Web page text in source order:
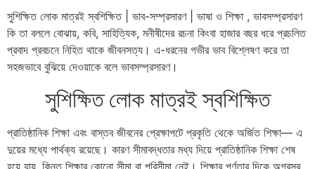
সুশিক্ষিত লোক মাত্রই স্বশিক্ষিত | ভাব-সম্প্রসারণ | ভাষা ও শিক্ষা , ভাবসম্প্রসারণ
কি তা বললে বোঝায়, কবি, সাহিত্যিক, মনীষীদের রচনা কিংবা হাজার বছর ধরে প্রচলিত
প্রবাদ প্রবচনে নিহিত থাকে জীবনসত্য। এ-ধরনের গভীর ভাব বিশ্লেষণ করে তা
সহজভাবে বুঝিয়ে দেওয়াকে বলে ভাবসম্প্রসারণ।
সুশিক্ষিত লোক মাত্রই স্বশিক্ষিত
প্রাতিষ্ঠানিক শিক্ষা এবং বাস্তব জীবনের প্রেক্ষাপটে প্রকৃতি থেকে অর্জিত শিক্ষা— এ
দুয়ের মধ্যে পার্থক্য রয়েছে। কারণ সীমাবদ্ধতার মধ্য দিয়ে প্রাতিষ্ঠানিক শিক্ষা শেষ
হয়ে যায়, কিন্তু শিক্ষার কোনো সীমা বা পরিসীমা নেই। শিক্ষার পূর্ণতার দিকে অগ্রসর